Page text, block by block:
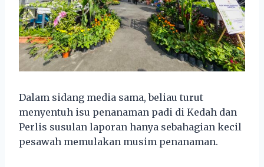
Dalam sidang media sama, beliau turut
menyentuh isu penanaman padi di Kedah dan
Perlis susulan laporan hanya sebahagian kecil
pesawah memulakan musim penanaman.